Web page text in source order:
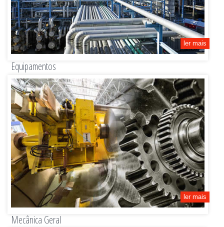
ler mais
Equipamentos
Carcaças, roletes, camisas, chapas, cilindros.
ler mais
Mecânica Geral